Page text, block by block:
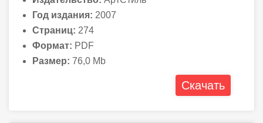
Год издания: 2007
Страниц: 274
Формат: PDF
Размер: 76,0 Mb
Скачать